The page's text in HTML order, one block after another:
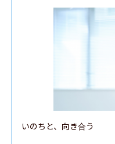
いのちと、向き合う